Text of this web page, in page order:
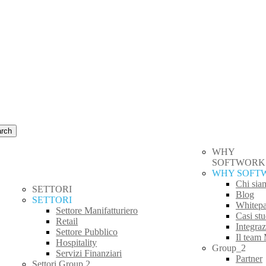
SETTORI
SETTORI
Settore Manifatturiero
Retail
Settore Pubblico
Hospitality
Servizi Finanziari
Settori Group 2
WHY
WHY
Chi
Blog
Casi
Il team
Group_2
Partner